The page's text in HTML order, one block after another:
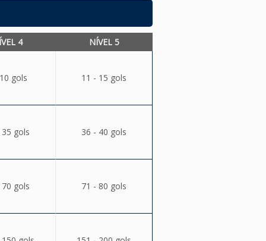
4 NÍVEL 5
gols 11 - 15 gols
gols 36 - 40 gols
gols 71 - 80 gols